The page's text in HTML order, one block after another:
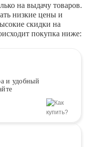
на выдачу товаров.
низкие цены и
скидки на
покупка ниже:
и удобный